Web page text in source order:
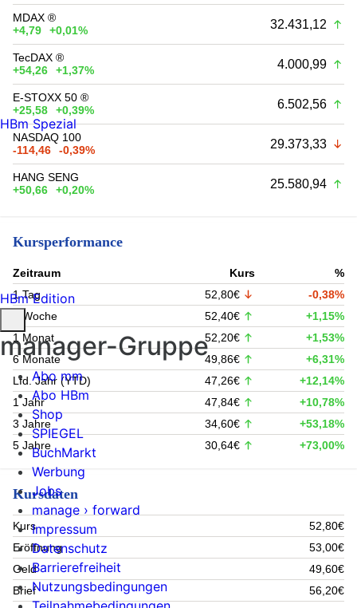
MDAX ®
+4,79
+0,01% 32.431,12
TecDAX ®
+54,26
+1,37% 4.000,99
E-STOXX 50 ®
+25,58
+0,39% 6.502,56
NASDAQ 100
-114,46
-0,39% 29.373,33
HANG SENG
+50,66
+0,20% 25.580,94
Kursperformance
Zeitraum Kurs
%
1 Tag
52,80€
-0,38%
1 Woche
52,40€
+1,15%
1 Monat
52,20€
+1,53%
6 Monate
49,86€
+6,31%
Lfd. Jahr (YTD)
47,26€
+12,14%
1 Jahr
47,84€
+10,78%
3 Jahre
34,60€
+53,18%
5 Jahre
30,64€ +73,00%
Kursdaten
Kurs
52,80€
Eröffnung
53,00€
Geld
49,60€
Brief
56,20€
HBm Spezial
HBm Edition
manager-Gruppe
Abo mm
Abo HBm
Shop
SPIEGEL
BuchMarkt
Werbung
Jobs
manage › forward
Impressum
Datenschutz
Barrierefreiheit
Nutzungsbedingungen